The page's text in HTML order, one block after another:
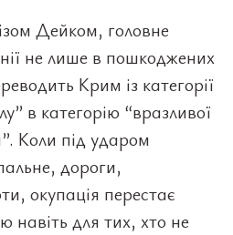
Дейком, головне
не лише в пошкоджених
Крим із категорії
в категорію “вразливої
Коли під ударом
дороги,
окупація перестає
навіть для тих, хто не